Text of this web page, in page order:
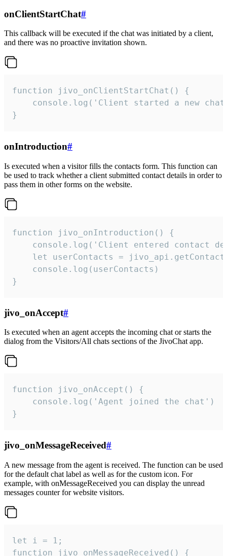
onClientStartChat#
This callback will be executed if the chat was initiated by a client,
and there was no proactive invitation shown.
function jivo_onClientStartChat() {
console.log('Client started a new
}
onIntroduction#
Is executed when a visitor fills the contacts form. This function can
be used to track whether a client submitted contact details in order to
pass them in other forms on the website.
function jivo_onIntroduction() {
console.log('Client entered contact
let userContacts =
    console.log(userContacts)
}
jivo_onAccept#
Is executed when an agent accepts the incoming chat or starts the
dialog from the Visitors/All chats sections of the JivoChat app.
function jivo_onAccept() {
}
jivo_onMessageReceived#
A new message from the agent is received. The function can be used
for the default chat label as well as for the custom icon. For
example, with onMessageReceived you can display the unread
messages counter for website visitors.
let i = 1;
function jivo_onMessageReceived() {